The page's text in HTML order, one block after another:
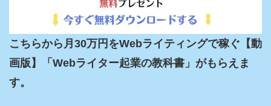
こちらから月30万円をWebライティングで稼ぐ【動
画版】「Webライター起業の教科書」がもらえま
す。